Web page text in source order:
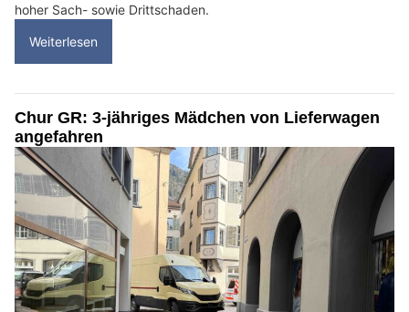
hoher Sach- sowie Drittschaden.
Weiterlesen
Chur GR: 3-jähriges Mädchen von Lieferwagen
angefahren